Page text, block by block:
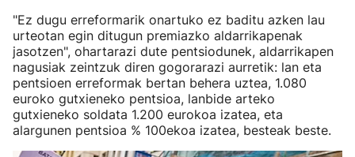
"Ez dugu erreformarik onartuko ez baditu azken lau
urteotan egin ditugun premiazko aldarrikapenak
jasotzen", ohartarazi dute pentsiodunek, aldarrikapen
nagusiak zeintzuk diren gogorarazi aurretik: lan eta
pentsioen erreformak bertan behera uztea, 1.080
euroko gutxieneko pentsioa, lanbide arteko
gutxieneko soldata 1.200 eurokoa izatea, eta
alargunen pentsioa % 100ekoa izatea, besteak beste.